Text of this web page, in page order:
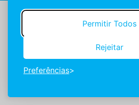
Permitir Todos
Rejeitar
Preferências